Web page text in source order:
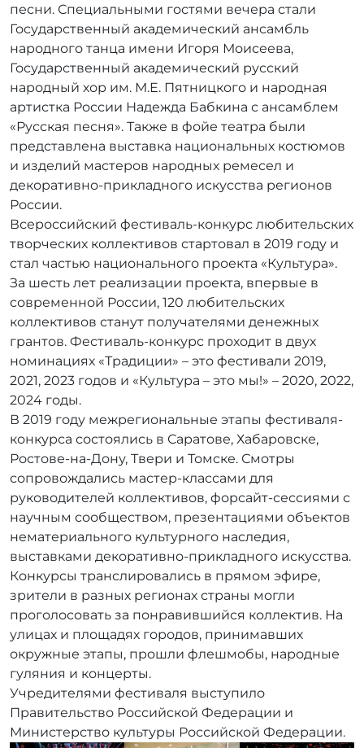
песни. Специальными гостями вечера стали
Государственный академический ансамбль
народного танца имени Игоря Моисеева,
Государственный академический русский
народный хор им. М.Е. Пятницкого и народная
артистка России Надежда Бабкина с ансамблем
«Русская песня». Также в фойе театра были
представлена выставка национальных костюмов
и изделий мастеров народных ремесел и
декоративно-прикладного искусства регионов
России.
Всероссийский фестиваль-конкурс любительских
творческих коллективов стартовал в 2019 году и
стал частью национального проекта «Культура».
За шесть лет реализации проекта, впервые в
современной России, 120 любительских
коллективов станут получателями денежных
грантов. Фестиваль-конкурс проходит в двух
номинациях «Традиции» – это фестивали 2019,
2021, 2023 годов и «Культура – это мы!» – 2020, 2022,
2024 годы.
В 2019 году межрегиональные этапы фестиваля-
конкурса состоялись в Саратове, Хабаровске,
Ростове-на-Дону, Твери и Томске. Смотры
сопровождались мастер-классами для
руководителей коллективов, форсайт-сессиями с
научным сообществом, презентациями объектов
нематериального культурного наследия,
выставками декоративно-прикладного искусства.
Конкурсы транслировались в прямом эфире,
зрители в разных регионах страны могли
проголосовать за понравившийся коллектив. На
улицах и площадях городов, принимавших
окружные этапы, прошли флешмобы, народные
гуляния и концерты.
Учредителями фестиваля выступило
Правительство Российской Федерации и
Министерство культуры Российской Федерации.